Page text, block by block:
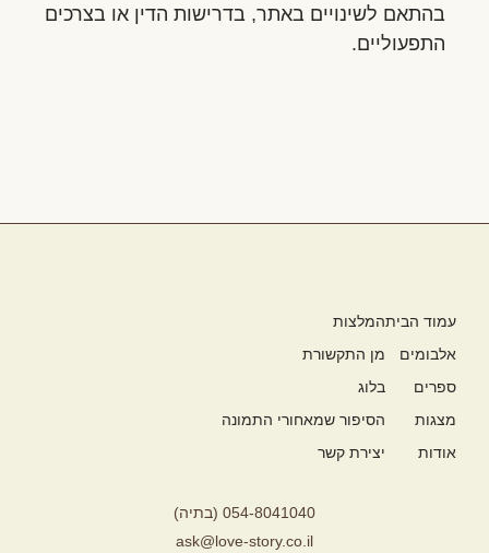
בהתאם לשינויים באתר, בדרישות הדין או בצרכים
התפעוליים.
עמוד הבית
אלבומים
ספרים
מצגות
אודות
המלצות
מן התקשורת
בלוג
הסיפור שמאחורי התמונה
יצירת קשר
054-8041040 (בתיה)
ask@love-story.co.il